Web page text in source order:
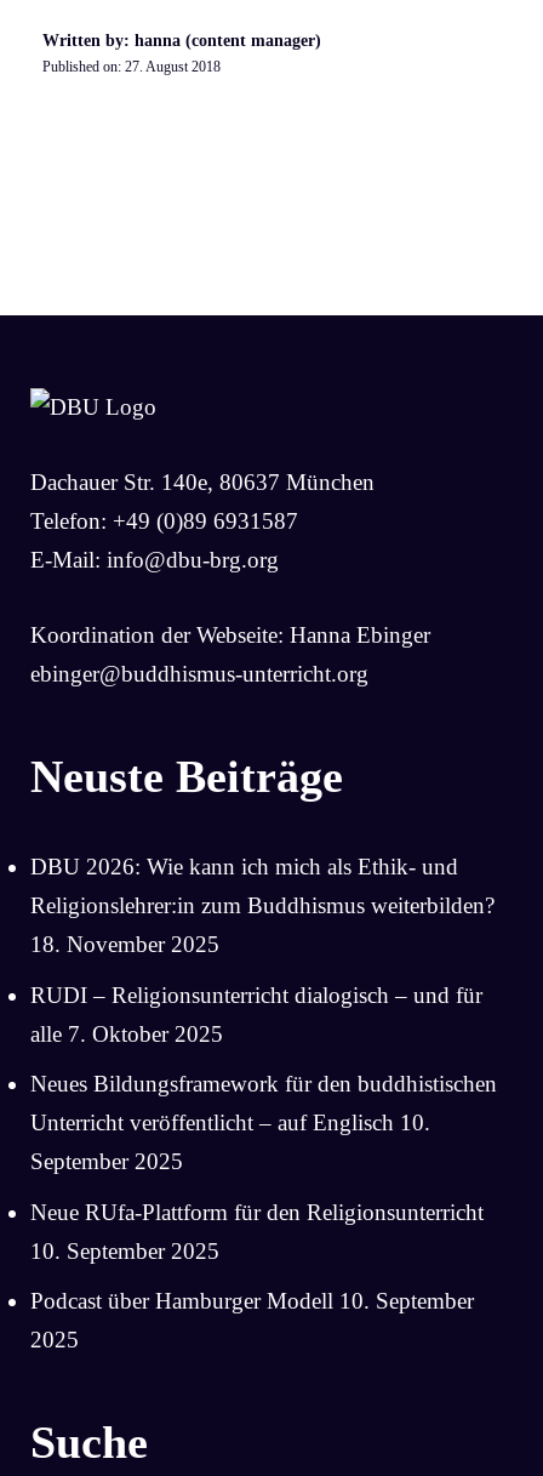
Written by: hanna (content manager)
Published on: 27. August 2018
Dachauer Str. 140e, 80637 München
Telefon: +49 (0)89 6931587
E-Mail: info@dbu-brg.org
Koordination der Webseite: Hanna Ebinger
ebinger@buddhismus-unterricht.org
Neuste Beiträge
DBU 2026: Wie kann ich mich als Ethik- und
Religionslehrer:in zum Buddhismus weiterbilden?
18. November 2025
RUDI – Religionsunterricht dialogisch – und für
alle 7. Oktober 2025
Neues Bildungsframework für den buddhistischen
Unterricht veröffentlicht – auf Englisch 10.
September 2025
Neue RUfa-Plattform für den Religionsunterricht
10. September 2025
Podcast über Hamburger Modell 10. September
2025
Suche